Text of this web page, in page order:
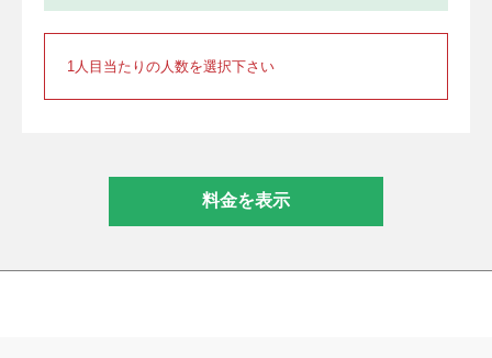
1人目当たりの人数を選択下さい
料金を表示